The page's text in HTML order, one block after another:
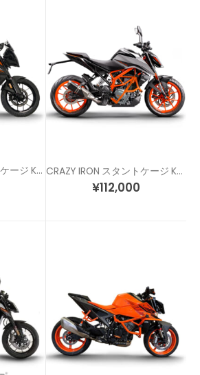
CRAZY IRON スタントケージ KTM 390 アドベンチャー CRAZY IRON スタントケージ KTM DUKE 250/390 (21-)
¥112,000